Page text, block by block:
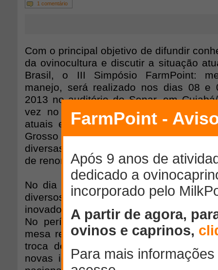
1 comentário
Com o principal objetivo de difundir
da ovinocultura e discutir a situação
Brasil, o III Simpósio FarmPoint:
manejo, será realizado nos dias 08 e
2013 no auditório do Senar, em
vez no Centro-Oeste, o evento
atuais e relevantes para a atividade
Grosso e no Brasil. A programação
diversas áreas e conta com
de renome e atuantes no setor.
No dia 08/10 serão proferidas 5
diversos sobre a ovinocultura. Os
inovadores e acompanharão as
No período da manhã do dia 09/10,
mesa redonda com produtores de
troca de informações e incentivo
novas ideias visando o